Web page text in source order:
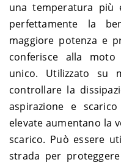
una temperatura più
perfettamente la
maggiore potenza e
conferisce alla
unico. Utilizzato su
controllare la
aspirazione e
elevate aumentano la
scarico. Può essere
strada per